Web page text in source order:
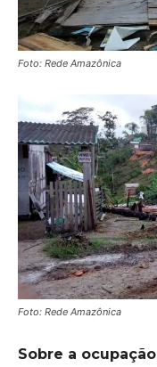
Foto: Rede Amazônica
Foto: Rede Amazônica
Sobre a ocupação